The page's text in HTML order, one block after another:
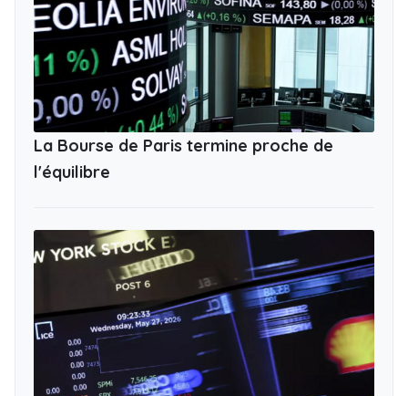
La Bourse de Paris termine proche de
l'équilibre